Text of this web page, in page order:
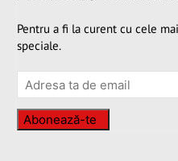
Pentru a fi la curent cu cele
speciale.
Abonează-te